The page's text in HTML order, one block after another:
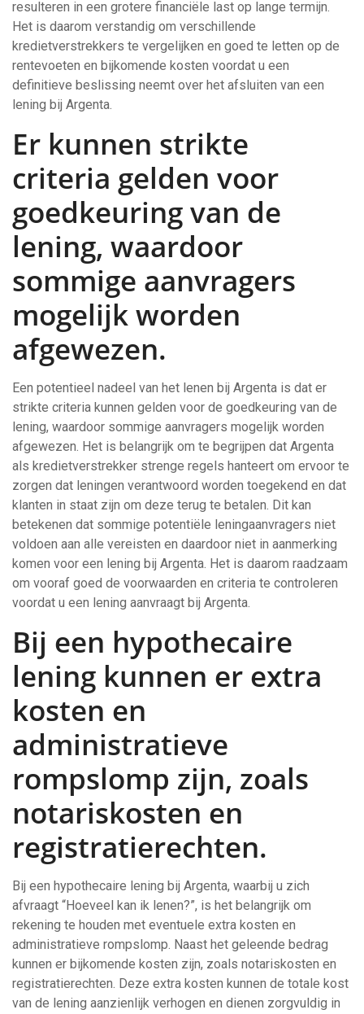
resulteren in een grotere financiële last op lange termijn.
Het is daarom verstandig om verschillende
kredietverstrekkers te vergelijken en goed te letten op de
rentevoeten en bijkomende kosten voordat u een
definitieve beslissing neemt over het afsluiten van een
lening bij Argenta.
Er kunnen strikte
criteria gelden voor
goedkeuring van de
lening, waardoor
sommige aanvragers
mogelijk worden
afgewezen.
Een potentieel nadeel van het lenen bij Argenta is dat er
strikte criteria kunnen gelden voor de goedkeuring van de
lening, waardoor sommige aanvragers mogelijk worden
afgewezen. Het is belangrijk om te begrijpen dat Argenta
als kredietverstrekker strenge regels hanteert om ervoor te
zorgen dat leningen verantwoord worden toegekend en dat
klanten in staat zijn om deze terug te betalen. Dit kan
betekenen dat sommige potentiële leningaanvragers niet
voldoen aan alle vereisten en daardoor niet in aanmerking
komen voor een lening bij Argenta. Het is daarom raadzaam
om vooraf goed de voorwaarden en criteria te controleren
voordat u een lening aanvraagt bij Argenta.
Bij een hypothecaire
lening kunnen er extra
kosten en
administratieve
rompslomp zijn, zoals
notariskosten en
registratierechten.
Bij een hypothecaire lening bij Argenta, waarbij u zich
afvraagt “Hoeveel kan ik lenen?”, is het belangrijk om
rekening te houden met eventuele extra kosten en
administratieve rompslomp. Naast het geleende bedrag
kunnen er bijkomende kosten zijn, zoals notariskosten en
registratierechten. Deze extra kosten kunnen de totale kost
van de lening aanzienlijk verhogen en dienen zorgvuldig in